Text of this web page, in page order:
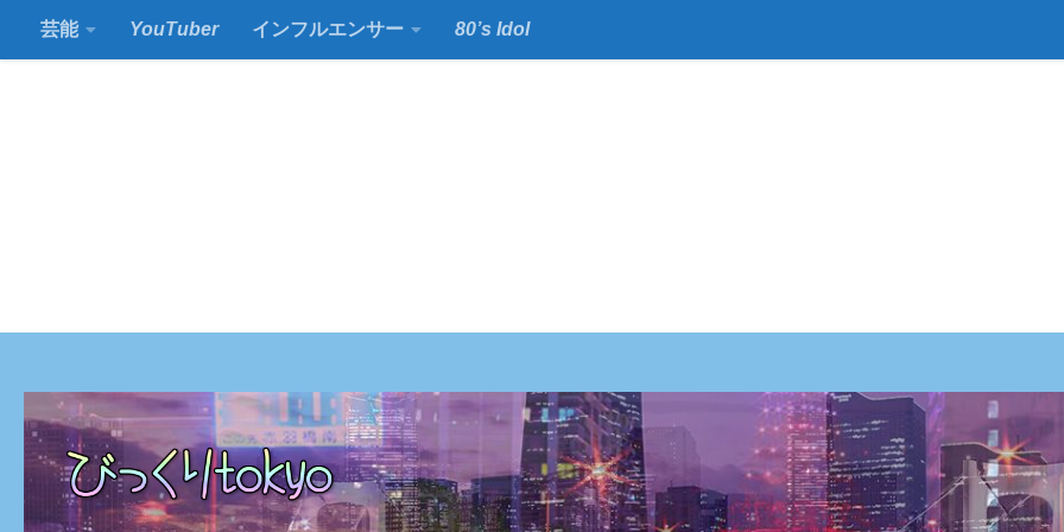
コンテンツの下
芸能 YouTuber インフルエンサー 80’s Idol